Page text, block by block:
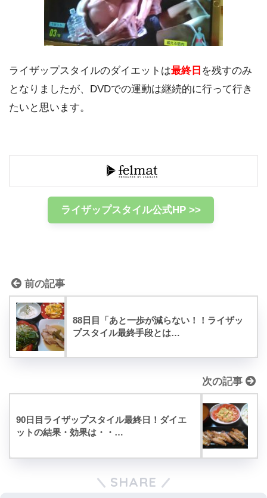
ライザップスタイルのダイエットは最終日 を残すのみ
となりましたが、DVDでの運動は継続的に行って行き
たいと思います。
ライザップスタイル公式HP >>
前の記事
88日目「あと一歩が減らない！！ライザッ
プスタイル最終手段とは…
次の記事
90日目ライザップスタイル最終日！ダイエ
ットの結果・効果は・・…
SHARE